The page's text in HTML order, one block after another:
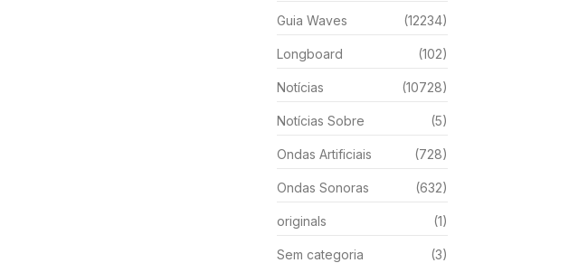
Guia Waves (12234)
Longboard (102)
Notícias (10728)
Notícias Sobre (5)
Ondas Artificiais (728)
Ondas Sonoras (632)
originals (1)
Sem categoria (3)